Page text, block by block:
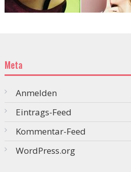
Meta
Anmelden
Eintrags-Feed
Kommentar-Feed
WordPress.org